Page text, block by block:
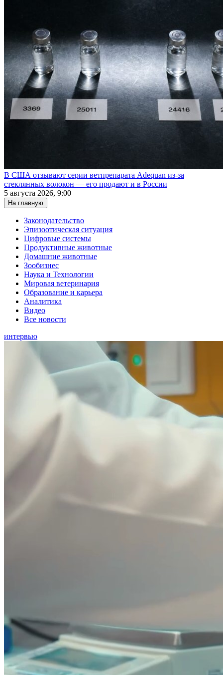
В США отзывают серии ветпрепарата Adequan из-за
стеклянных волокон — его продают и в России
5 августа 2026, 9:00
На главную
Законодательство
Эпизоотическая ситуация
Цифровые системы
Продуктивные животные
Домашние животные
Зообизнес
Наука и Технологии
Мировая ветеринария
Образование и карьера
Аналитика
Видео
Все новости
интервью